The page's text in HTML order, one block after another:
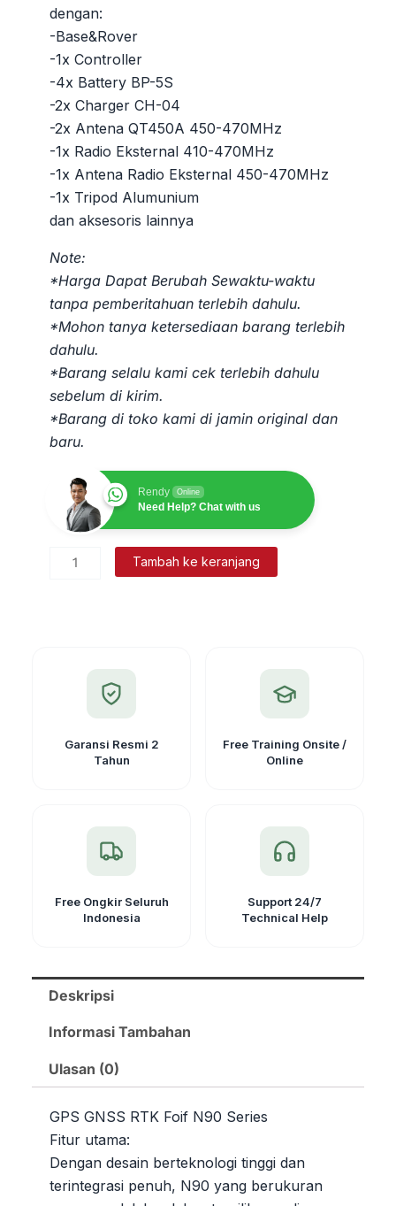
dengan:
-Base&Rover
-1x Controller
-4x Battery BP-5S
-2x Charger CH-04
-2x Antena QT450A 450-470MHz
-1x Radio Eksternal 410-470MHz
-1x Antena Radio Eksternal 450-470MHz
-1x Tripod Alumunium
dan aksesoris lainnya
Note:
*Harga Dapat Berubah Sewaktu-waktu
tanpa pemberitahuan terlebih dahulu.
*Mohon tanya ketersediaan barang terlebih
dahulu.
*Barang selalu kami cek terlebih dahulu
sebelum di kirim.
*Barang di toko kami di jamin original dan
baru.
Rendy Online
Need Help? Chat with us
Kuantitas
Tambah ke keranjang
Garansi Resmi 2
Tahun
Free Training Onsite /
Online
Free Ongkir Seluruh
Indonesia
Support 24/7
Technical Help
Deskripsi
Informasi Tambahan
Ulasan (0)
GPS GNSS RTK Foif N90 Series
Fitur utama:
Dengan desain berteknologi tinggi dan
terintegrasi penuh, N90 yang berukuran